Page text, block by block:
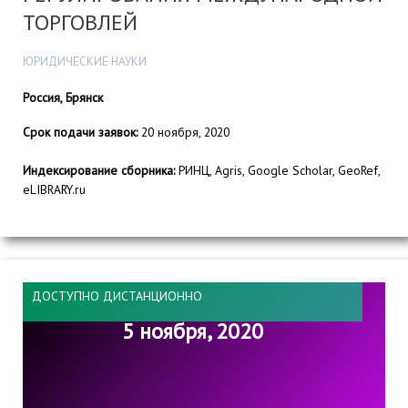
ТОРГОВЛЕЙ
ЮРИДИЧЕСКИЕ НАУКИ
Россия, Брянск
Срок подачи заявок:20 ноября, 2020
Индексирование сборника:РИНЦ, Agris, Google Scholar, GeoRef,
eLIBRARY.ru
ДОСТУПНО ДИСТАНЦИОННО
5 ноября, 2020